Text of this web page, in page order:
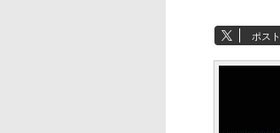
ポスト